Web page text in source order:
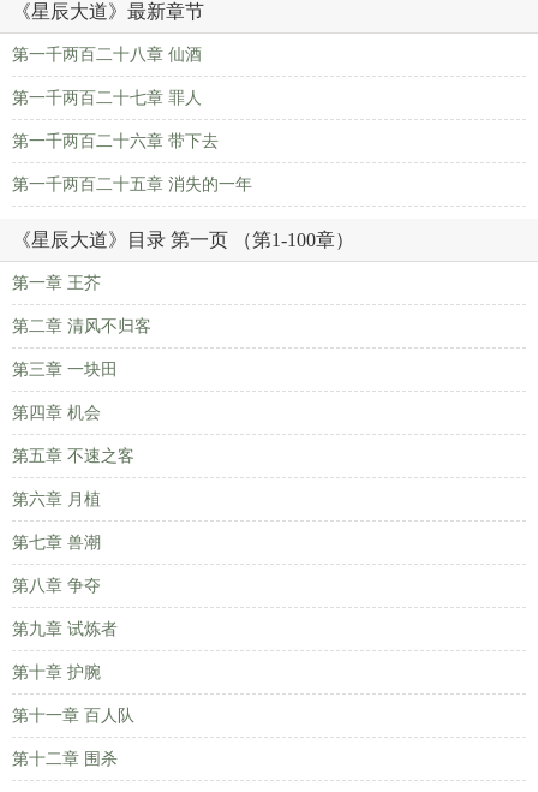
《星辰大道》最新章节
第一千两百二十八章 仙酒
第一千两百二十七章 罪人
第一千两百二十六章 带下去
第一千两百二十五章 消失的一年
《星辰大道》目录 第一页 （第1-100章）
第一章 王芥
第二章 清风不归客
第三章 一块田
第四章 机会
第五章 不速之客
第六章 月植
第七章 兽潮
第八章 争夺
第九章 试炼者
第十章 护腕
第十一章 百人队
第十二章 围杀